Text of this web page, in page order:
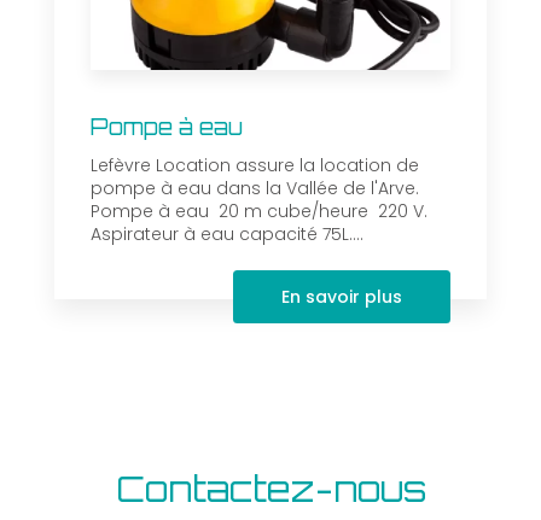
Pompe à eau
Lefèvre Location assure la location de
pompe à eau dans la Vallée de l'Arve.
Pompe à eau 20 m cube/heure 220 V.
Aspirateur à eau capacité 75L....
En savoir plus
Contactez-nous